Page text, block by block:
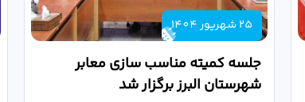
25 شهریور 1404
جلسه کمیته مناسب سازی معابر
شهرستان البرز برگزار شد